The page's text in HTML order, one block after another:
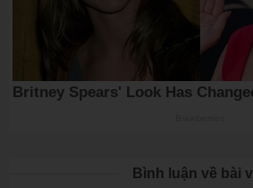
Bình luận về bài